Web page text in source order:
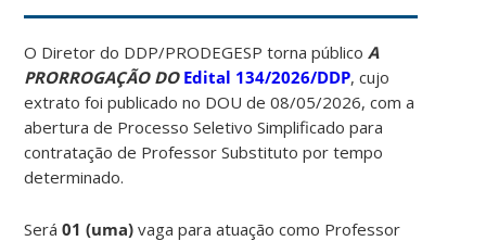
O Diretor do DDP/PRODEGESP torna públicoA
PRORROGAÇÃO DO Edital 134/2026/DDP, cujo
extrato foi publicado no DOU de 08/05/2026, com a
abertura de Processo Seletivo Simplificado para
contratação de Professor Substituto por tempo
determinado.
Será01 (uma) vaga para atuação como Professor